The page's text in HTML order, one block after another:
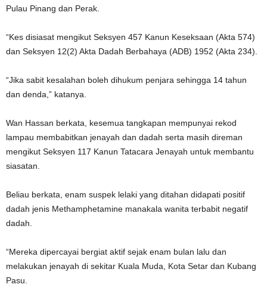
Pulau Pinang dan Perak.
“Kes disiasat mengikut Seksyen 457 Kanun Keseksaan (Akta 574)
dan Seksyen 12(2) Akta Dadah Berbahaya (ADB) 1952 (Akta 234).
“Jika sabit kesalahan boleh dihukum penjara sehingga 14 tahun
dan denda,” katanya.
Wan Hassan berkata, kesemua tangkapan mempunyai rekod
lampau membabitkan jenayah dan dadah serta masih direman
mengikut Seksyen 117 Kanun Tatacara Jenayah untuk membantu
siasatan.
Beliau berkata, enam suspek lelaki yang ditahan didapati positif
dadah jenis Methamphetamine manakala wanita terbabit negatif
dadah.
“Mereka dipercayai bergiat aktif sejak enam bulan lalu dan
melakukan jenayah di sekitar Kuala Muda, Kota Setar dan Kubang
Pasu.